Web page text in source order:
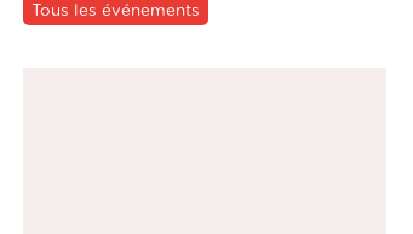
Tous les événements